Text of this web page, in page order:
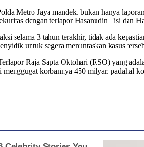
Metro Jaya mandek, bukan hanya
dengan terlapor Hasanudin Tisi dan
selama 3 tahun terakhir, tidak ada
untuk segera menuntaskan kasus
Raja Sapta Oktohari (RSO) yang
korbannya 450 milyar, padahal